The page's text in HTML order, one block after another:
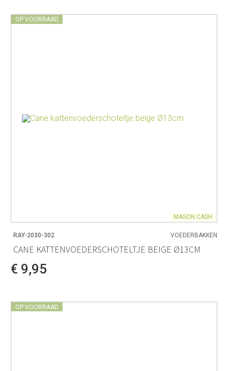
OP VOORRAAD
MASON CASH
RAY-2030-302 VOEDERBAKKEN
CANE KATTENVOEDERSCHOTELTJE BEIGE Ø13CM
€ 9,95
OP VOORRAAD